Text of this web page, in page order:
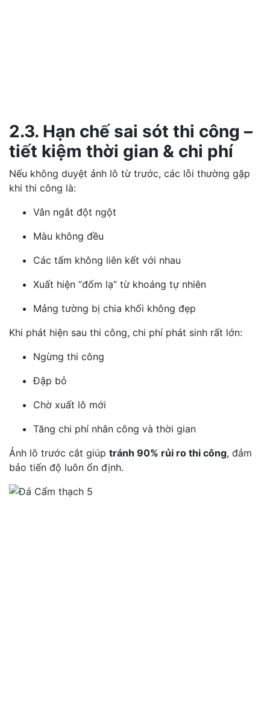
2.3. Hạn chế sai sót thi công –
tiết kiệm thời gian & chi phí
Nếu không duyệt ảnh lô từ trước, các lỗi thường gặp
khi thi công là:
Vân ngắt đột ngột
Màu không đều
Các tấm không liên kết với nhau
Xuất hiện “đốm lạ” từ khoáng tự nhiên
Mảng tường bị chia khối không đẹp
Khi phát hiện sau thi công, chi phí phát sinh rất lớn:
Ngừng thi công
Đập bỏ
Chờ xuất lô mới
Tăng chi phí nhân công và thời gian
Ảnh lô trước cắt giúp tránh 90% rủi ro thi công, đảm
bảo tiến độ luôn ổn định.